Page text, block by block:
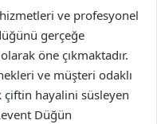
ve profesyonel
gerçeğe
öne çıkmaktadır.
ve müşteri odaklı
çiftin hayalini süsleyen
Düğün